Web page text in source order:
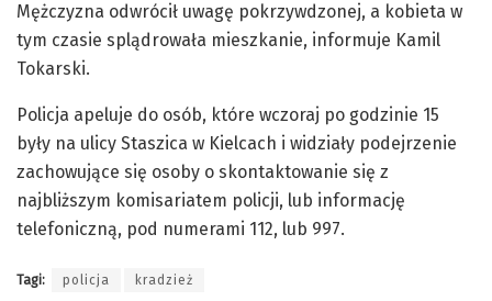
Mężczyzna odwrócił uwagę pokrzywdzonej, a kobieta w
tym czasie splądrowała mieszkanie, informuje Kamil
Tokarski.
Policja apeluje do osób, które wczoraj po godzinie 15
były na ulicy Staszica w Kielcach i widziały podejrzenie
zachowujące się osoby o skontaktowanie się z
najbliższym komisariatem policji, lub informację
telefoniczną, pod numerami 112, lub 997.
Tagi: policja kradzież